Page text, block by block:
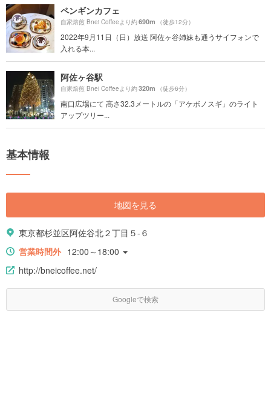
ペンギンカフェ
自家焙煎 Bnei Coffeeより約690m （徒歩12分）
2022年9月11日（日）放送 阿佐ヶ谷姉妹も通うサイフォンで
入れる本...
阿佐ヶ谷駅
自家焙煎 Bnei Coffeeより約320m （徒歩6分）
南口広場にて 高さ32.3メートルの「アケボノスギ」のライト
アップツリー...
基本情報
地図を見る
東京都杉並区阿佐谷北２丁目５-６
営業時間外 12:00～18:00
http://bneicoffee.net/
Googleで検索